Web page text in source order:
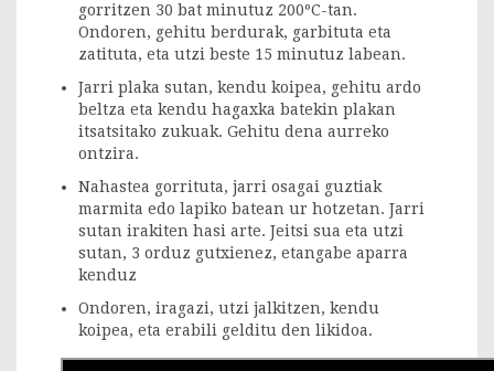
gorritzen 30 bat minutuz 200ºC-tan.
Ondoren, gehitu berdurak, garbituta eta
zatituta, eta utzi beste 15 minutuz labean.
Jarri plaka sutan, kendu koipea, gehitu ardo
beltza eta kendu hagaxka batekin plakan
itsatsitako zukuak. Gehitu dena aurreko
ontzira.
Nahastea gorrituta, jarri osagai guztiak
marmita edo lapiko batean ur hotzetan. Jarri
sutan irakiten hasi arte. Jeitsi sua eta utzi
sutan, 3 orduz gutxienez, etangabe aparra
kenduz
Ondoren, iragazi, utzi jalkitzen, kendu
koipea, eta erabili gelditu den likidoa.